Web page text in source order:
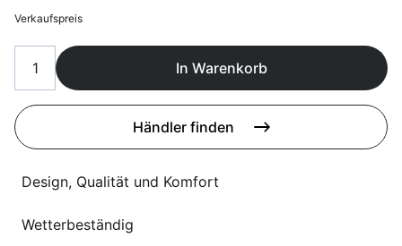
Verkaufspreis
In Warenkorb
Händler finden
Design, Qualität und Komfort
Wetterbeständig